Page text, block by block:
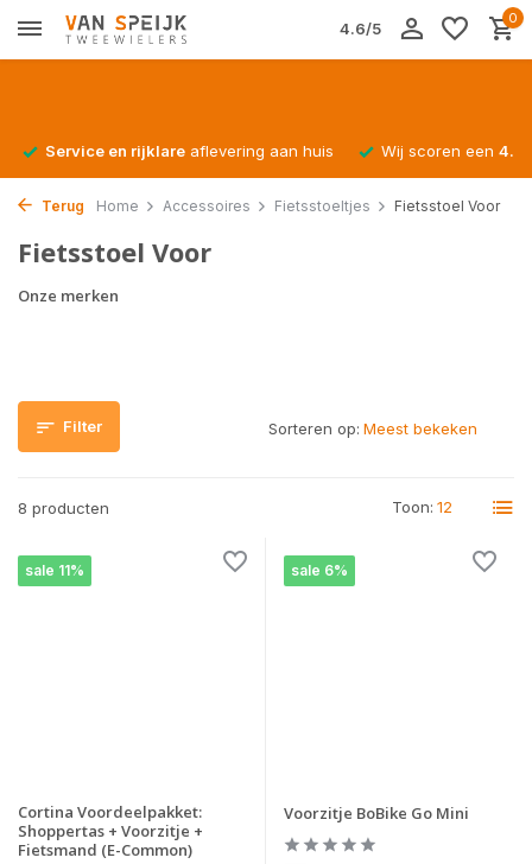
4.6/5
0
Service en rijklare aflevering aan huis Wij scoren een
Terug Home Accessoires Fietsstoeltjes Fietsstoel Voor
Fietsstoel Voor
Onze merken
Filter
8 producten Toon:
Sorteren op:
sale 11%
Cortina Voordeelpakket:
Shoppertas + Voorzitje +
Fietsmand (E-Common)
sale 6%
Voorzitje BoBike Go Mini